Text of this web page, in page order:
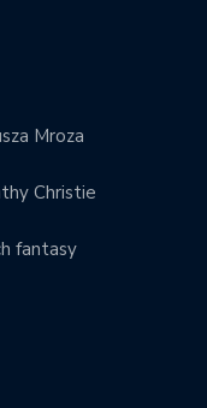
Mroza
Christie
fantasy